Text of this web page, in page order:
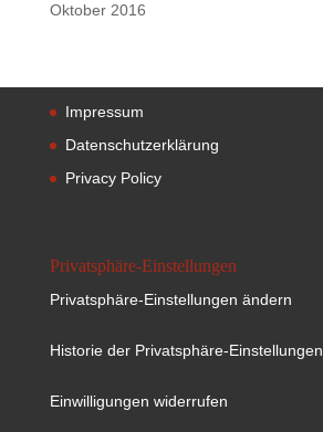
Oktober 2016
Impressum
Datenschutzerklärung
Privacy Policy
Privatsphäre-Einstellungen
Privatsphäre-Einstellungen ändern
Historie der Privatsphäre-Einstellungen
Einwilligungen widerrufen